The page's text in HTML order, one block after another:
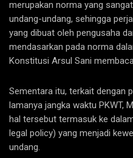
merupakan norma yang
undang-undang, sehingga
yang dibuat oleh pengusaha
mendasarkan pada norma
Konstitusi Arsul Sani
Sementara itu, terkait dengan
lamanya jangka waktu PKWT,
hal tersebut termasuk ke
legal policy) yang menjadi
undang.